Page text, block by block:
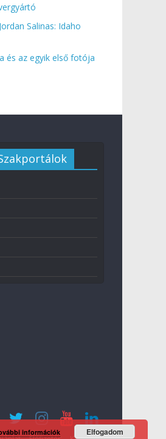
Salinas: Idaho
és az egyik első fotója
információk Elfogadom